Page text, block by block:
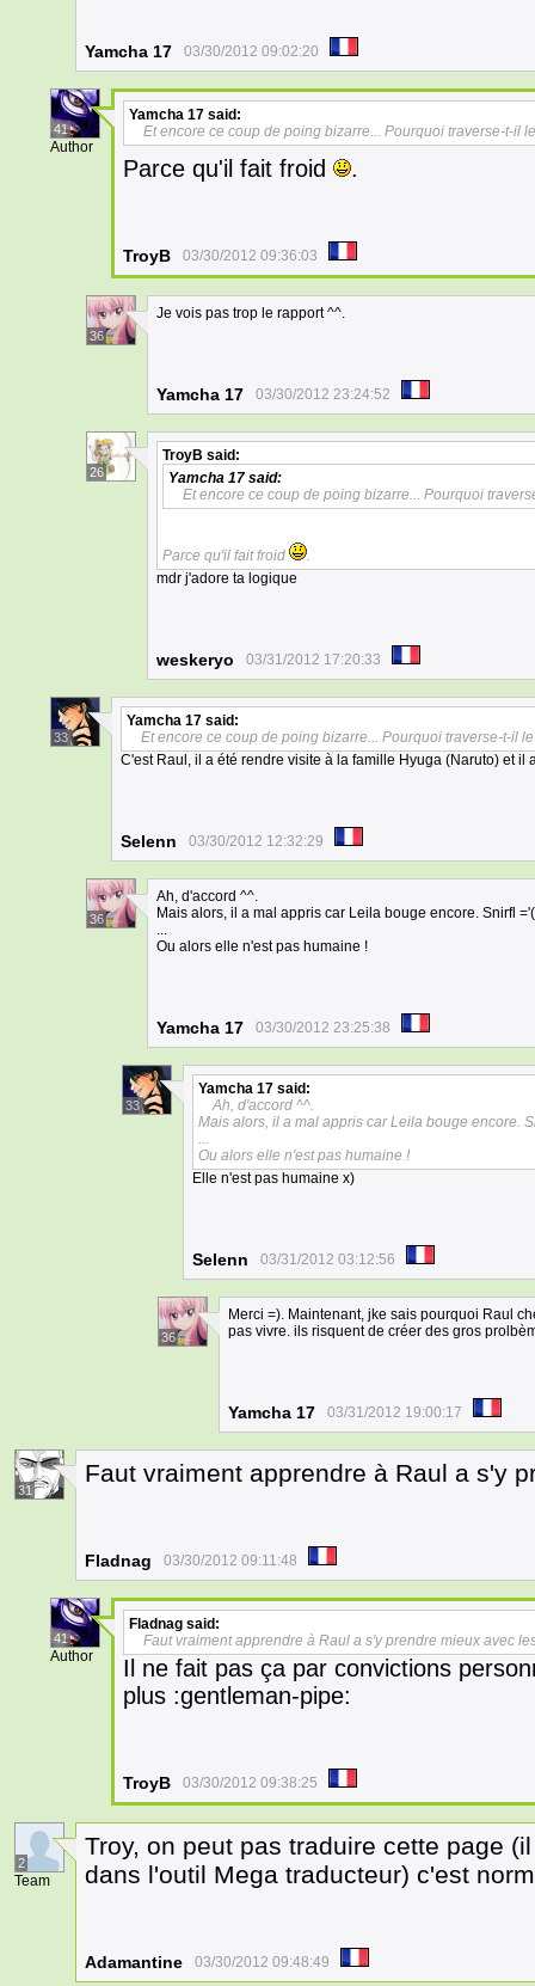
Yamcha 17 03/30/2012 09:02:20
41
Author
Yamcha 17 said:
Et encore ce coup de poing bizarre... Pourquoi traverse-t-il
Parce qu'il fait froid .
TroyB 03/30/2012 09:36:03
36
Je vois pas trop le rapport ^^.
Yamcha 17 03/30/2012 23:24:52
26
TroyB said:
Yamcha 17 said:
Et encore ce coup de poing bizarre... Pourquoi
Parce qu'il fait froid
.
mdr j'adore ta logique
weskeryo 03/31/2012 17:20:33
33
Yamcha 17 said:
Et encore ce coup de poing bizarre... Pourquoi traverse-t-il
C'est Raul, il a été rendre visite à la famille Hyuga (Naruto) et il
Selenn 03/30/2012 12:32:29
36
Ah, d'accord ^^.
Mais alors, il a mal appris car Leila bouge encore. Snirfl
...
Ou alors elle n'est pas humaine !
Yamcha 17 03/30/2012 23:25:38
33
Yamcha 17 said:
Ah, d'accord ^^.
Mais alors, il a mal appris car Leila bouge encore.
...
Ou alors elle n'est pas humaine !
Elle n'est pas humaine x)
Selenn 03/31/2012 03:12:56
36
Merci =). Maintenant, jke sais pourquoi Raul
pas vivre. ils risquent de créer des gros
Yamcha 17 03/31/2012 19:00:17
31
Faut vraiment apprendre à Raul a s'y
Fladnag 03/30/2012 09:11:48
41
Author
Fladnag said:
Faut vraiment apprendre à Raul a s'y prendre mieux avec
Il ne fait pas ça par convictions
plus :gentleman-pipe:
TroyB 03/30/2012 09:38:25
2
Team
Troy, on peut pas traduire cette page
dans l'outil Mega traducteur) c'est
Adamantine 03/30/2012 09:48:49